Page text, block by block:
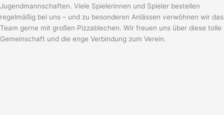
Jugendmannschaften. Viele Spielerinnen und Spieler bestellen
regelmäßig bei uns – und zu besonderen Anlässen verwöhnen wir das
Team gerne mit großen Pizzablechen. Wir freuen uns über diese tolle
Gemeinschaft und die enge Verbindung zum Verein.